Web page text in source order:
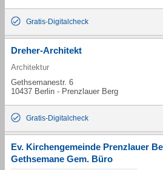
Gratis-Digitalcheck
Dreher-Architekt
Architektur
Gethsemanestr. 6
10437 Berlin - Prenzlauer Berg
Gratis-Digitalcheck
Ev. Kirchengemeinde Prenzlauer
Gethsemane Gem. Büro